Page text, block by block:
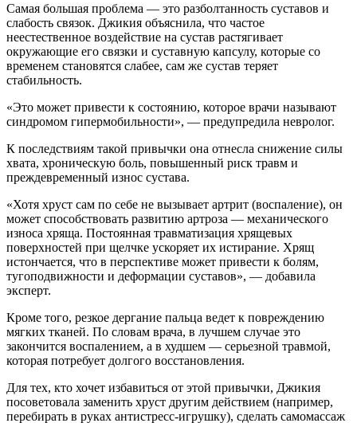
Самая большая проблема — это разболтанность суставов и
слабость связок. Джикия объяснила, что частое
неестественное воздействие на сустав растягивает
окружающие его связки и суставную капсулу, которые со
временем становятся слабее, сам же сустав теряет
стабильность.
«Это может привести к состоянию, которое врачи называют
синдромом гипермобильности», — предупредила невролог.
К последствиям такой привычки она отнесла снижение силы
хвата, хроническую боль, повышенный риск травм и
преждевременный износ сустава.
«Хотя хруст сам по себе не вызывает артрит (воспаление), он
может способствовать развитию артроза — механического
износа хряща. Постоянная травматизация хрящевых
поверхностей при щелчке ускоряет их истирание. Хрящ
истончается, что в перспективе может привести к болям,
тугоподвижности и деформации суставов», — добавила
эксперт.
Кроме того, резкое дергание пальца ведет к повреждению
мягких тканей. По словам врача, в лучшем случае это
закончится воспалением, а в худшем — серьезной травмой,
которая потребует долгого восстановления.
Для тех, кто хочет избавиться от этой привычки, Джикия
посоветовала заменить хруст другим действием (например,
перебирать в руках антистресс-игрушку), сделать самомассаж